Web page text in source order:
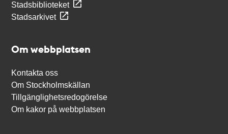
Stadsbiblioteket
Stadsarkivet
Om webbplatsen
Kontakta oss
Om Stockholmskällan
Tillgänglighetsredogörelse
Om kakor på webbplatsen